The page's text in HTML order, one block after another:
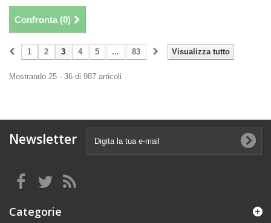
Confronta (0)
Visualizza tutto
1 2 3 4 5 ... 83
Mostrando 25 - 36 di 987 articoli
Newsletter
Categorie